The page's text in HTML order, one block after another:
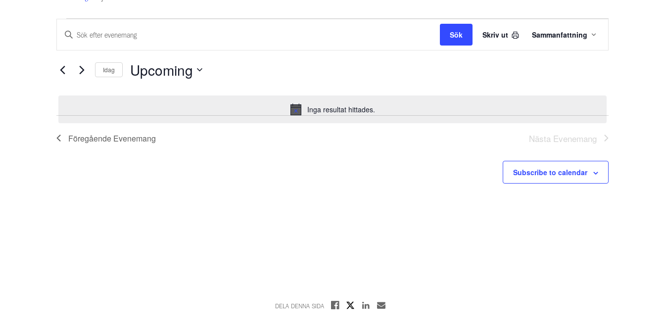
Notice
Inga resultat hittades.
Search
Views
Ange
efter
nyckelord.
Sök Skriv ut
Views
Sammanfattning
Idag Upcoming
Föregående Evenemang Nästa Evenemang
Subscribe to calendar
DELA DENNA SIDA Dela på Facebook
Dela på XDela på Linkedin
Dela med E-post